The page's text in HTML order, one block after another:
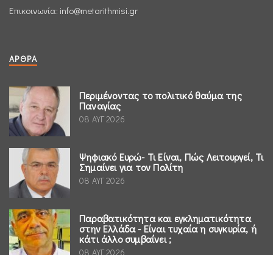
Επικοινωνία: info@metarithmisi.gr
ΆΡΘΡΑ
Περιμένοντας το πολιτικό θαύμα της
Παναγίας
08 ΑΥΓ 2026
Ψηφιακό Ευρώ- Τι Είναι, Πώς Λειτουργεί, Τι
Σημαίνει για τον Πολίτη
08 ΑΥΓ 2026
Παραβατικότητα και εγκληματικότητα
στην Ελλάδα - Είναι τυχαία η συγκυρία, ή
κάτι άλλο συμβαίνει ;
08 ΑΥΓ 2026